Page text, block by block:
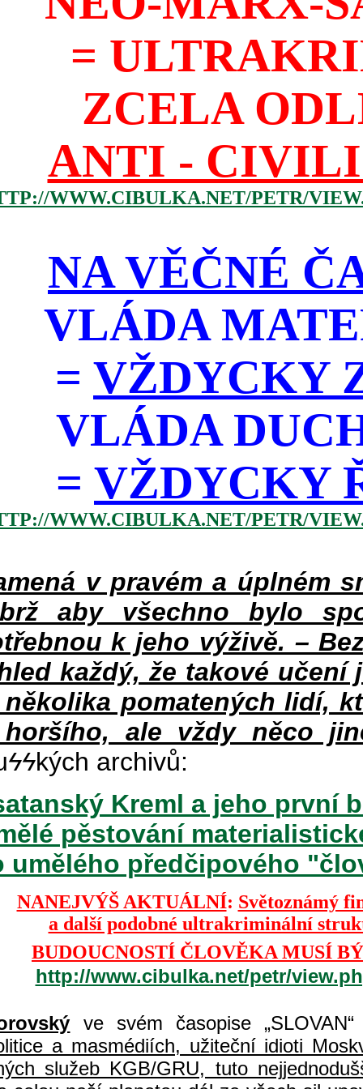
=
ZCELA
ANTI -
WWW.CIBULKA.NET/PETR/
NA VĚČNÉ
VLÁDA
= VŽDYCKY
VLÁDA
= VŽDYCKY
WWW.CIBULKA.NET/PETR/
v pravém a úplném
aby všechno bylo
k jeho výživě. –
každý, že takové
pomatených lidí,
ale vždy něco
ϟϟkých archivů:
Kreml a jeho první
pěstování
umělého předčipového
NANEJVÝŠ AKTUÁLNÍ: Světoznámý
a další podobné ultrakriminální
BUDOUCNOSTÍ ČLOVĚKA MUSÍ
http://www.cibulka.net/petr/
ve svém časopise
a masmédiích, užiteční idioti
služeb KGB/GRU, tuto